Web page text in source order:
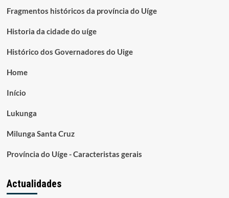
Fragmentos históricos da província do Uíge
Historia da cidade do uíge
Histórico dos Governadores do Uige
Home
Início
Lukunga
Milunga Santa Cruz
Província do Uíge - Caracteristas gerais
Actualidades